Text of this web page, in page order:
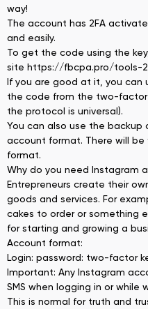
way!
The account has 2FA
and easily.
To get the code using the
site https://fbcpa.pro/tools-
If you are good at it, you can
the code from the two-
the protocol is universal).
You can also use the
account format. There will
format.
Why do you need Instagram
Entrepreneurs create their
goods and services. For
cakes to order or something
for starting and growing a
Account format:
Login: password: two-factor
Important: Any Instagram
SMS when logging in or while
This is normal for truth and